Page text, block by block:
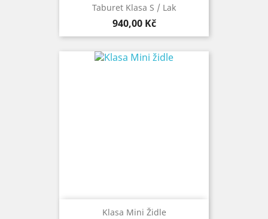
Taburet Klasa S / Lak
Cena
940,00 Kč
Klasa Mini Židle